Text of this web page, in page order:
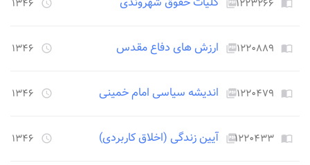
import_contacts ۱۲۲۳۲۶۶picture_as_pdf
access_time ۱۳۴۶ روز قبل
import_contacts ۱۲۲۰۸۸۹picture_as_pdf ارزش های دفاع مقدس access_time ۱۳۴۶ روز قبل
import_contacts ۱۲۲۰۴۷۹picture_as_pdf اندیشه سیاسی امام خمینی access_time ۱۳۴۶ روز قبل
import_contacts ۱۲۲۰۴۳۳picture_as_pdf آیین زندگی (اخلاق کاربردی) access_time ۱۳۴۶ روز قبل